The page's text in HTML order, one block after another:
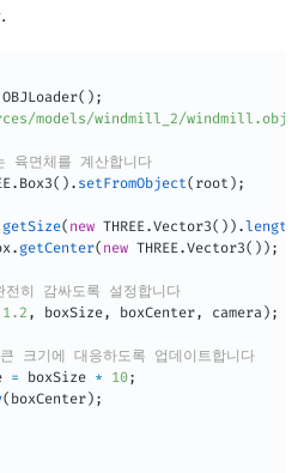
OBJLoader( ) ;
models/windmill_2/windmill.obj'
면체를 계산합니다
. Box3( ) . setFromObject( root ) ;
getSize( new THREE.Vector3( ) ) .length
. getCenter( new THREE.Vector3( ) ) ;
히 감싸도록 설정합니다
1.2 , boxSize, boxCenter, camera ) ;
크기에 대응하도록 업데이트합니다
= boxSize * 10;
( boxCenter) ;